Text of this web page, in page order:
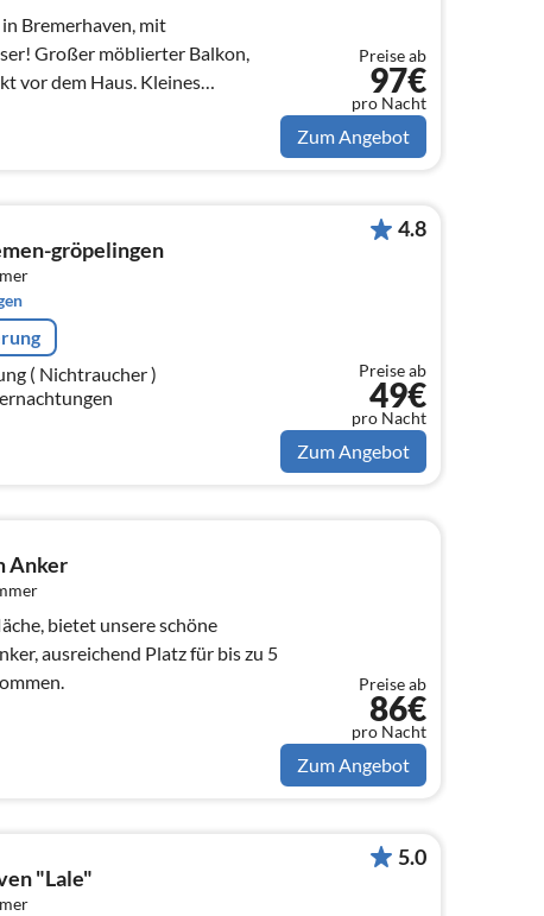
Bremerhaven, mit
Großer möblierter Balkon,
vor dem Haus. Kleines
im Haus!
Preise ab
97€
pro Nacht
Zum Angebot
gröpelingen
)
4.8
Preise ab
49€
pro Nacht
Zum Angebot
Anker
bietet unsere schöne
ausreichend Platz für bis zu 5
Preise ab
86€
pro Nacht
Zum Angebot
"Lale"
5.0